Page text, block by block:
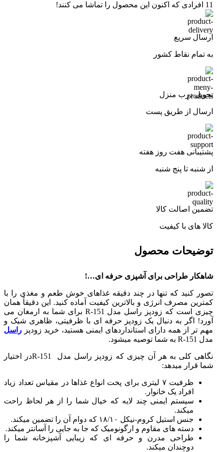
11 افرادی که اکنون این محصول را تماشا می کنند!
ارسال سریع
به تمام نقاط کشور
تحویل درب منزل
ارسال از طریق پست
پشتیبانی هفت روز هفته
از شنبه تا پنج شنبه
تضمین اصالت کالا
کالا های با کیفیت
توضیحات محصول
شاهکار طراحی برای آشپزی حرفه ‌ای…!
تصور کنید که تنها در چند دقیقه غذاهای خوش ‌طعم و مغذی را با
کمترین مصرف انرژی و بالاترین کیفیت آماده کنید. این دقیقاً همان
چیزی است که زودپز راسل مدل R-151 برای شما به ارمغان می
‌آورد! اگر به‌ دنبال یک زودپز حرفه ‌ای با ظرفیتی، ظاهری شیک و
مهم تر از همه دارای استانداردهای ایمنی هستید، خرید زودپز راسل
مدل R-151 به شما توصیه میشود.
نگاهی کلی به هر آن چیزی که زودپز راسل مدل R-151در اختیار
شما قرار میدهد:
ظرفیت ۷ لیتری برای پخت انواع غذاها در مقیاس تعداد زیاد
افراد یک خانوار.
سیستم ایمنی چند لایه که خیال شما را از هر لحاظ راحت
میکند.
جنس استیل کروم-نیکل ۱۸/۱۰ که دوام آن را تضمین میکند.
دسته ‌های مقاوم و ارگونومیک که جا به ‌جایی را آسانتر میکند.
طراحی مدرن و حرفه ‌ای که زیبایی آشپزخانه شما را
دوچندان میکند.